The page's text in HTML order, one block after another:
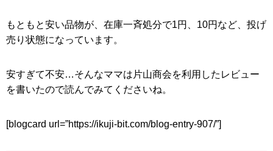
「赤ちゃんの部屋」に100均ダイソー記事を
もともと安い品物が、在庫一斉処分で1円、10円など、投げ
売り状態になっています。
安すぎて不安…そんなママは片山商会を利用したレビュー
を書いたので読んでみてくださいね。
[blogcard url=”https://ikuji-bit.com/blog-entry-907/”]